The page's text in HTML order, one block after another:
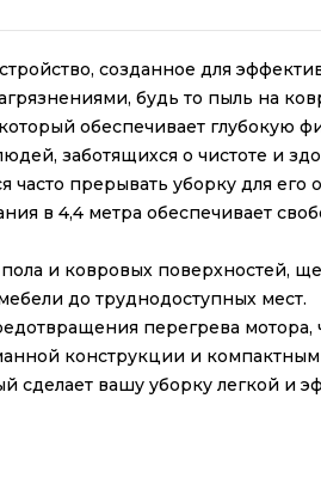
созданное для
будь то пыль на
обеспечивает
заботящихся о чистоте и
прерывать уборку для его
в 4,4 метра обеспечивает
и ковровых поверхностей,
до труднодоступных мест.
перегрева
конструкции и
вашу уборку легкой и